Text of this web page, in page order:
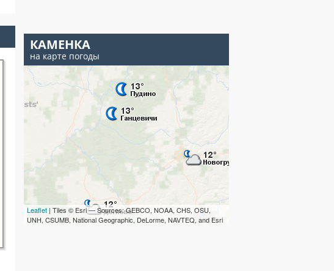
КАМЕНКА
на карте погоды
Leaflet | Tiles © Esri — Sources: GEBCO, NOAA, CHS, OSU,
UNH, CSUMB, National Geographic, DeLorme, NAVTEQ, and Esri